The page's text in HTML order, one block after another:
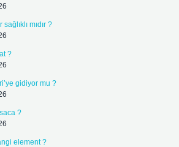
mıdır ?
?
gidiyor mu ?
?
element ?